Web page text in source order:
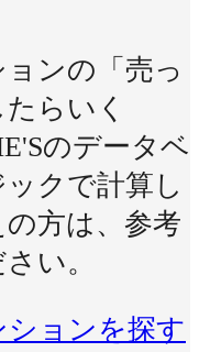
ンの「売っ
らいく
のデータベ
クで計算し
方は、参考
い。
ョンを探す